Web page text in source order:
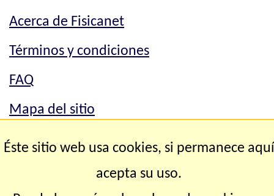
Acerca de Fisicanet
Términos y condiciones
FAQ
Mapa del sitio
Mapa del sitio
Éste sitio web usa cookies, si permanece aquí
acepta su uso.